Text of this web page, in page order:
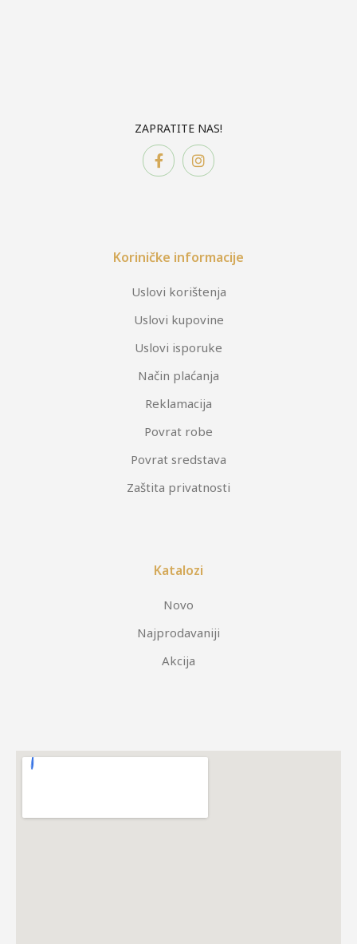
ZAPRATITE NAS!
Koriničke informacije
Uslovi korištenja
Uslovi kupovine
Uslovi isporuke
Način plaćanja
Reklamacija
Povrat robe
Povrat sredstava
Zaštita privatnosti
Katalozi
Novo
Najprodavaniji
Akcija